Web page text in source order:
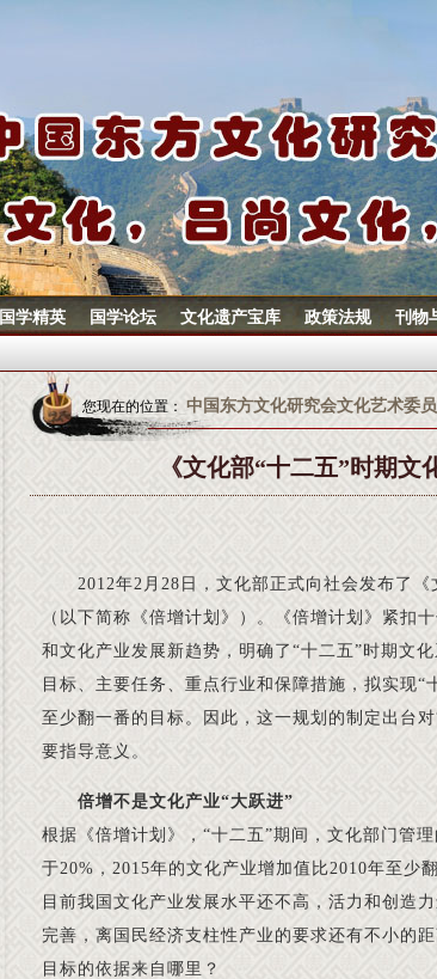
国学精英 国学论坛 文化遗产宝库 政策法规 刊物
您现在的位置： 中国东方文化研究会文化艺术委
《文化部“十二五”时期
2012年2月28日，文化部正式向社会发布了《
（以下简称《倍增计划》）。《倍增计划》紧扣
和文化产业发展新趋势，明确了“十二五”时期文
目标、主要任务、重点行业和保障措施，拟实现
至少翻一番的目标。因此，这一规划的制定出台
要指导意义。
倍增不是文化产业“大跃进”
根据《倍增计划》，“十二五”期间，文化部门管
于20%，2015年的文化产业增加值比2010年至少
目前我国文化产业发展水平还不高，活力和创造
完善，离国民经济支柱性产业的要求还有不小的
目标的依据来自哪里？